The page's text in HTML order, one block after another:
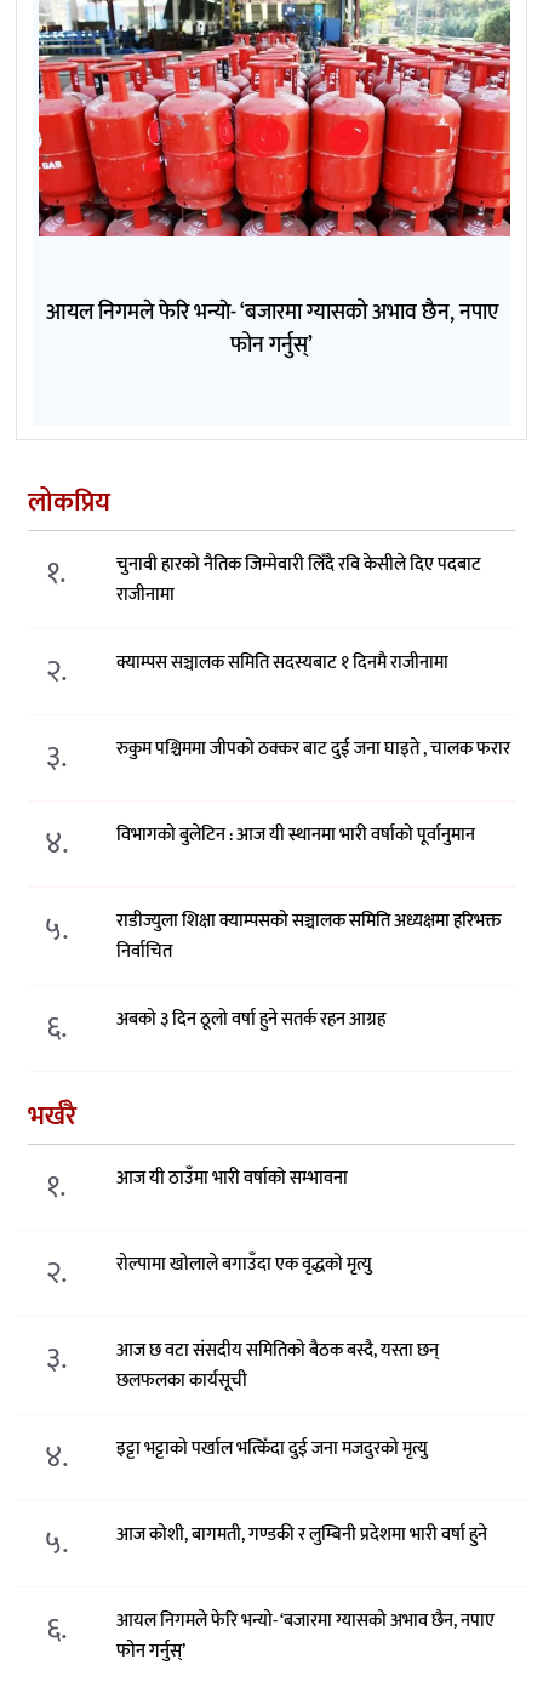
आयल निगमले फेरि भन्याे- ‘बजारमा ग्यासको अभाव छैन, नपाए
फोन गर्नुस्’
लोकप्रिय
१.
चुनावी हारको नैतिक जिम्मेवारी लिँदै रवि केसीले दिए पदबाट
राजीनामा
२. क्याम्पस सञ्चालक समिति सदस्यबाट १ दिनमै राजीनामा
३. रुकुम पश्चिममा जीपको ठक्कर बाट दुई जना घाइते , चालक फरार
४. विभागको बुलेटिन : आज यी स्थानमा भारी वर्षाको पूर्वानुमान
५.
राडीज्युला शिक्षा क्याम्पसको सञ्चालक समिति अध्यक्षमा हरिभक्त
निर्वाचित
६. अबको ३ दिन ठूलो वर्षा हुने सतर्क रहन आग्रह
भर्खरै
१. आज यी ठाउँमा भारी वर्षाको सम्भावना
२. रोल्पामा खोलाले बगाउँदा एक वृद्धको मृत्यु
३.
आज छ वटा संसदीय समितिको बैठक बस्दै, यस्ता छन्
छलफलका कार्यसूची
४. इट्टा भट्टाको पर्खाल भत्किँदा दुई जना मजदुरको मृत्यु
५. आज कोशी, बागमती, गण्डकी र लुम्बिनी प्रदेशमा भारी वर्षा हुने
६.
आयल निगमले फेरि भन्याे- ‘बजारमा ग्यासको अभाव छैन, नपाए
फोन गर्नुस्’